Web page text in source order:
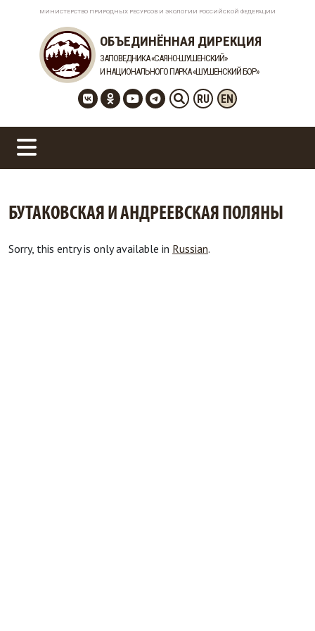
МИНИСТЕРСТВО ПРИРОДНЫХ РЕСУРСОВ И ЭКОЛОГИИ РОССИЙСКОЙ ФЕДЕРАЦИИ
ОБЪЕДИНЁННАЯ ДИРЕКЦИЯ
ЗАПОВЕДНИКА «САЯНО-ШУШЕНСКИЙ»
И НАЦИОНАЛЬНОГО ПАРКА «ШУШЕНСКИЙ БОР»
RU EN
БУТАКОВСКАЯ И АНДРЕЕВСКАЯ ПОЛЯНЫ
Sorry, this entry is only available in Russian.